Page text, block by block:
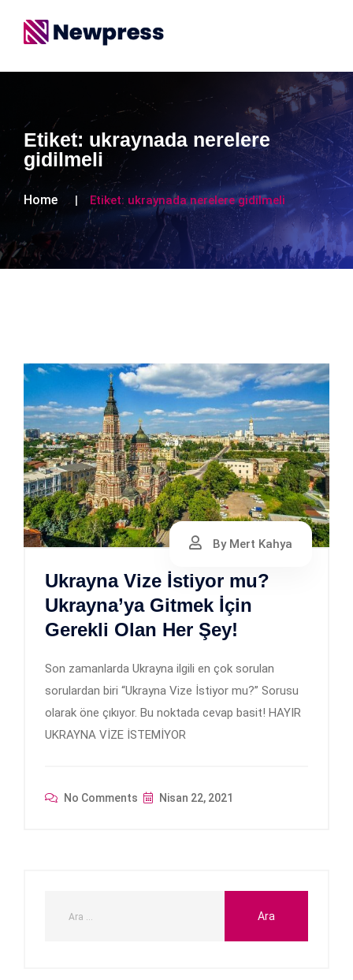
Etiket: ukraynada nerelere
gidilmeli
Home Etiket: ukraynada nerelere gidilmeli
By Mert Kahya
Ukrayna Vize İstiyor mu?
Ukrayna’ya Gitmek İçin
Gerekli Olan Her Şey!
Son zamanlarda Ukrayna ilgili en çok sorulan
sorulardan biri “Ukrayna Vize İstiyor mu?” Sorusu
olarak öne çıkıyor. Bu noktada cevap basit! HAYIR
UKRAYNA VİZE İSTEMİYOR
No Comments Nisan 22, 2021